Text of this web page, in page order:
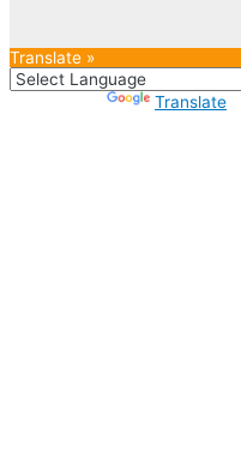
Translate »
Translate